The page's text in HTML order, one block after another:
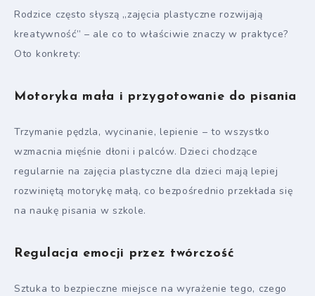
Rodzice często słyszą „zajęcia plastyczne rozwijają
kreatywność” – ale co to właściwie znaczy w praktyce?
Oto konkrety:
Motoryka mała i przygotowanie do pisania
Trzymanie pędzla, wycinanie, lepienie – to wszystko
wzmacnia mięśnie dłoni i palców. Dzieci chodzące
regularnie na zajęcia plastyczne dla dzieci mają lepiej
rozwiniętą motorykę małą, co bezpośrednio przekłada się
na naukę pisania w szkole.
Regulacja emocji przez twórczość
Sztuka to bezpieczne miejsce na wyrażenie tego, czego